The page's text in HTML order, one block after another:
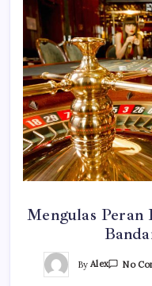
Mengulas
ByAlex No